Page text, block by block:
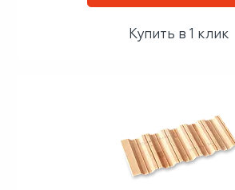
Купить в 1 клик